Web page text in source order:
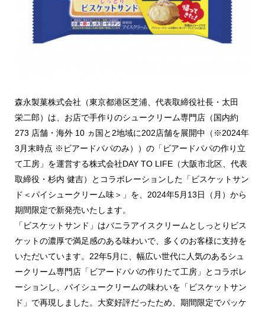
森永製菓株式会社（東京都港区芝浦、代表取締役社長・太田
栄二郎）は、お店で手作りのシュークリーム専門店（国内約
273 店舗・海外 10 ヵ国と2地域に202店舗を展開中（※2024年
3月末時点 ※ビアードパパのみ））の「ビアードパパの作り立
て工房」を運営する株式会社DAY TO LIFE（大阪市北区、代表
取締役・杉内 健吉）とコラボレーションした「ビスケットサン
ド＜パイシュークリーム味＞」を、2024年5月13日（月）から
期間限定で新発売いたします。
「ビスケットサンド」はバニラアイスクリームとしっとりビス
ケットの濃厚で満足感のある味わいで、多くのお客様に支持を
いただいています。22年5月に、幅広い世代に人気のあるシュ
ークリーム専門店「ビアードパパの作りたて工房」とコラボレ
ーションし、パイシュークリームの味わいを「ビスケットサン
ド」で再現しました。大変好評だったため、期間限定でパッケ